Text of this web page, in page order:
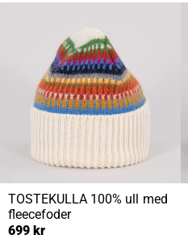
TOSTEKULLA 100% ull med
fleecefoder
699 kr